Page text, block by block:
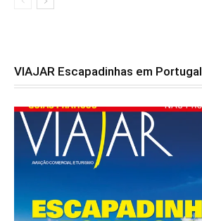
VIAJAR Escapadinhas em Portugal